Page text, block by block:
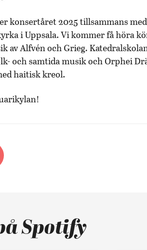
konsertåret 2025 tillsammans
i Uppsala. Vi kommer få höra
av Alfvén och Grieg.
och samtida musik och Orphei
haitisk kreol.
Spotify